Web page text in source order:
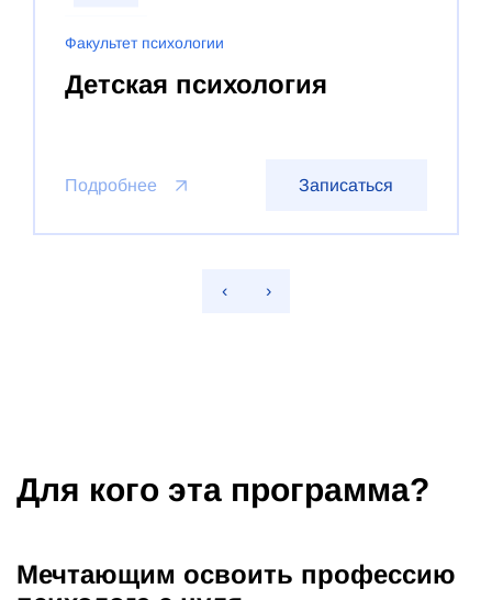
Факультет психологии
Детская психология
Подробнее Записаться
‹ ›
Для кого эта программа?
Мечтающим освоить профессию